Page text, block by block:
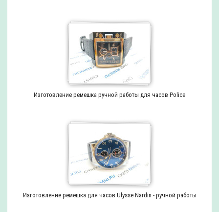
Изготовление ремешка ручной работы для часов Police
Изготовление ремешка для часов Ulysse Nardin - ручной работы